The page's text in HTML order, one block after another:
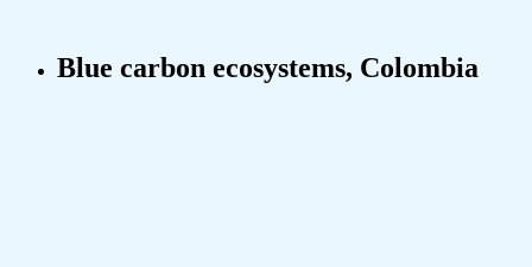
Blue carbon ecosystems, Colombia